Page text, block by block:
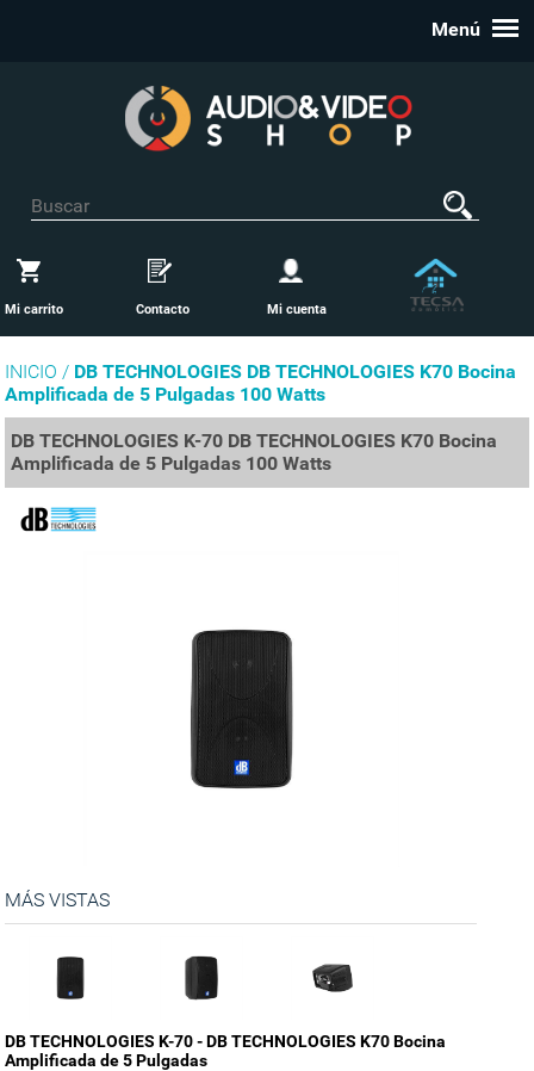
Menú
Mi carrito Contacto Mi cuenta
INICIO / DB TECHNOLOGIES DB TECHNOLOGIES K70 Bocina
Amplificada de 5 Pulgadas 100 Watts
DB TECHNOLOGIES K-70 DB TECHNOLOGIES K70 Bocina
Amplificada de 5 Pulgadas 100 Watts
MÁS VISTAS
DB TECHNOLOGIES K-70 - DB TECHNOLOGIES K70 Bocina
Amplificada de 5 Pulgadas